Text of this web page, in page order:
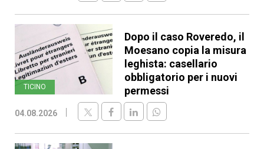
TICINO
Dopo il caso Roveredo, il
Moesano copia la misura
leghista: casellario
obbligatorio per i nuovi
permessi
04.08.2026